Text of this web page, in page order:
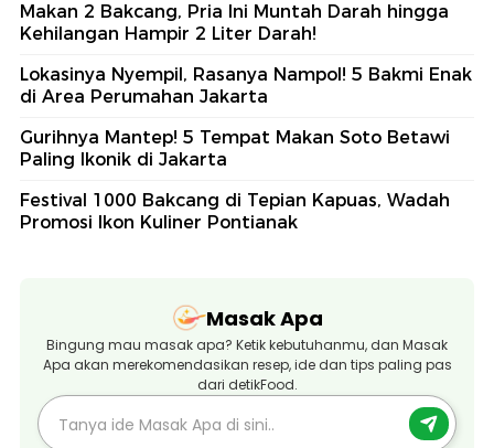
Makan 2 Bakcang, Pria Ini Muntah Darah hingga
Kehilangan Hampir 2 Liter Darah!
Lokasinya Nyempil, Rasanya Nampol! 5 Bakmi Enak
di Area Perumahan Jakarta
Gurihnya Mantep! 5 Tempat Makan Soto Betawi
Paling Ikonik di Jakarta
Festival 1000 Bakcang di Tepian Kapuas, Wadah
Promosi Ikon Kuliner Pontianak
Masak Apa
Bingung mau masak apa? Ketik kebutuhanmu, dan Masak
Apa akan merekomendasikan resep, ide dan tips paling pas
dari detikFood.